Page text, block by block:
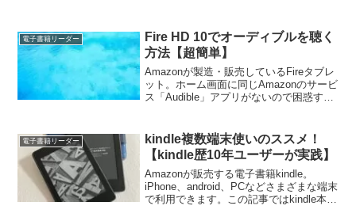
電子書籍リーダー
Fire HD 10でオーディブルを聴く
方法【超簡単】
Amazonが製造・販売しているFireタブレ
ット。ホーム画面に同じAmazonのサービ
ス「Audible」アプリがないので困惑する
ます。この記事ではFireタブレットで簡単
にAudibleを聴く方法をご紹介していま
す。
電子書籍リーダー
kindle複数端末使いのススメ！
【kindle歴10年ユーザーが実践】
Amazonが販売する電子書籍kindle。
iPhone、android、PCなどさまざまな端末
で利用できます。この記事ではkindle本を